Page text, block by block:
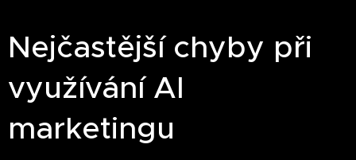
Nejčastější chyby při
využívání AI
marketingu